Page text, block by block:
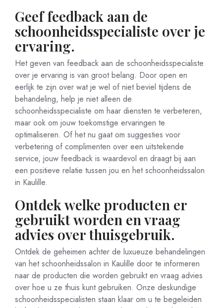
Geef feedback aan de
schoonheidsspecialiste over je
ervaring.
Het geven van feedback aan de schoonheidsspecialiste
over je ervaring is van groot belang. Door open en
eerlijk te zijn over wat je wel of niet beviel tijdens de
behandeling, help je niet alleen de
schoonheidsspecialiste om haar diensten te verbeteren,
maar ook om jouw toekomstige ervaringen te
optimaliseren. Of het nu gaat om suggesties voor
verbetering of complimenten over een uitstekende
service, jouw feedback is waardevol en draagt bij aan
een positieve relatie tussen jou en het schoonheidssalon
in Kaulille.
Ontdek welke producten er
gebruikt worden en vraag
advies over thuisgebruik.
Ontdek de geheimen achter de luxueuze behandelingen
van het schoonheidssalon in Kaulille door te informeren
naar de producten die worden gebruikt en vraag advies
over hoe u ze thuis kunt gebruiken. Onze deskundige
schoonheidsspecialisten staan klaar om u te begeleiden